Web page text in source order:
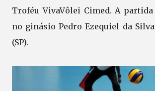
Troféu VivaVôlei Cimed. A
no ginásio Pedro Ezequiel da
(SP).